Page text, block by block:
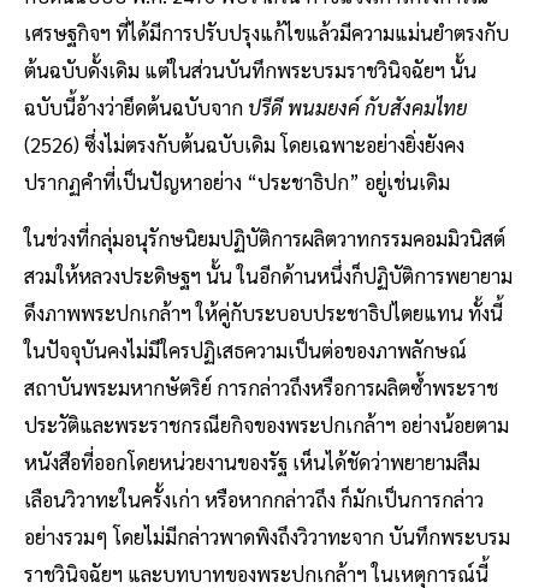
เศรษฐกิจฯ ที่ได้มีการปรับปรุงแก้ไขแล้วมีความแม่นยำตรงกับ
ต้นฉบับดั้งเดิม แต่ในส่วนบันทึกพระบรมราชวินิจฉัยฯ นั้น
ฉบับนี้อ้างว่ายึดต้นฉบับจาก ปรีดี พนมยงค์ กับสังคมไทย
(2526) ซึ่งไม่ตรงกับต้นฉบับเดิม โดยเฉพาะอย่างยิ่งยังคง
ปรากฏคำที่เป็นปัญหาอย่าง “ประชาธิปก” อยู่เช่นเดิม
ในช่วงที่กลุ่มอนุรักษนิยมปฏิบัติการผลิตวาทกรรมคอมมิวนิสต์
สวมให้หลวงประดิษฐฯ นั้น ในอีกด้านหนึ่งก็ปฏิบัติการพยายาม
ดึงภาพพระปกเกล้าฯ ให้คู่กับระบอบประชาธิปไตยแทน ทั้งนี้
ในปัจจุบันคงไม่มีใครปฏิเสธความเป็นต่อของภาพลักษณ์
สถาบันพระมหากษัตริย์ การกล่าวถึงหรือการผลิตซ้ำพระราช
ประวัติและพระราชกรณียกิจของพระปกเกล้าฯ อย่างน้อยตาม
หนังสือที่ออกโดยหน่วยงานของรัฐ เห็นได้ชัดว่าพยายามลืม
เลือนวิวาทะในครั้งเก่า หรือหากกล่าวถึง ก็มักเป็นการกล่าว
อย่างรวมๆ โดยไม่มีกล่าวพาดพิงถึงวิวาทะจาก บันทึกพระบรม
ราชวินิจฉัยฯ และบทบาทของพระปกเกล้าฯ ในเหตุการณ์นี้